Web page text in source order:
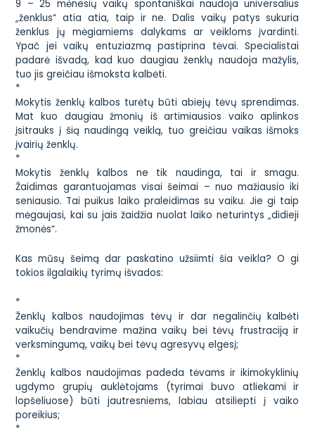
9 – 25 mėnesių vaikų spontaniškai naudoja universalius
„ženklus“ atia atia, taip ir ne. Dalis vaikų patys sukuria
ženklus jų mėgiamiems dalykams ar veikloms įvardinti.
Ypač jei vaikų entuziazmą pastiprina tėvai. Specialistai
padarė išvadą, kad kuo daugiau ženklų naudoja mažylis,
tuo jis greičiau išmoksta kalbėti.
*
Mokytis ženklų kalbos turėtų būti abiejų tėvų sprendimas.
Mat kuo daugiau žmonių iš artimiausios vaiko aplinkos
įsitrauks į šią naudingą veiklą, tuo greičiau vaikas išmoks
įvairių ženklų.
*
Mokytis ženklų kalbos ne tik naudinga, tai ir smagu.
Žaidimas garantuojamas visai šeimai – nuo mažiausio iki
seniausio. Tai puikus laiko praleidimas su vaiku. Jie gi taip
mėgaujasi, kai su jais žaidžia nuolat laiko neturintys „didieji
žmonės“.
Kas mūsų šeimą dar paskatino užsiimti šia veikla? O gi
tokios ilgalaikių tyrimų išvados:
*
Ženklų kalbos naudojimas tėvų ir dar negalinčių kalbėti
vaikučių bendravime mažina vaikų bei tėvų frustraciją ir
verksmingumą, vaikų bei tėvų agresyvų elgesį;
*
Ženklų kalbos naudojimas padeda tėvams ir ikimokyklinių
ugdymo grupių auklėtojams (tyrimai buvo atliekami ir
lopšeliuose) būti jautresniems, labiau atsiliepti į vaiko
poreikius;
*